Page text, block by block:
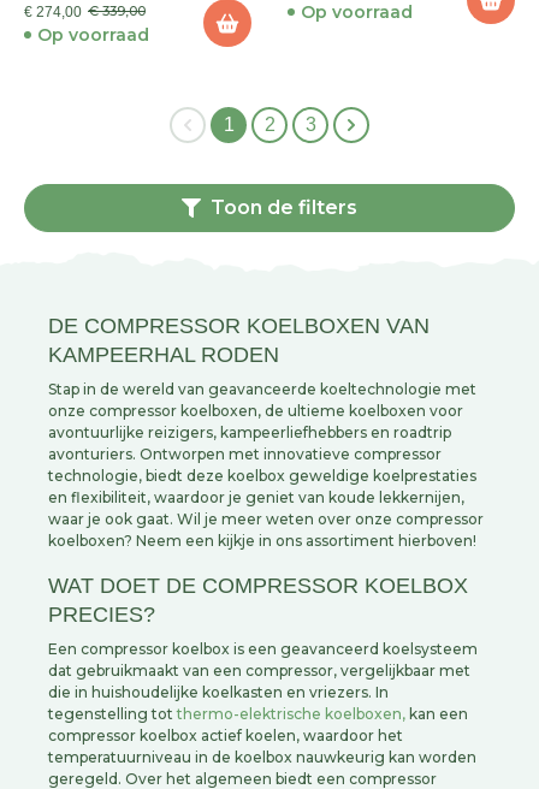
€ 274,00 € 339,00
Op voorraad
Op voorraad
1 2 3
Toon de filters
DE COMPRESSOR KOELBOXEN VAN
KAMPEERHAL RODEN
Stap in de wereld van geavanceerde koeltechnologie met
onze compressor koelboxen, de ultieme koelboxen voor
avontuurlijke reizigers, kampeerliefhebbers en roadtrip
avonturiers. Ontworpen met innovatieve compressor
technologie, biedt deze koelbox geweldige koelprestaties
en flexibiliteit, waardoor je geniet van koude lekkernijen,
waar je ook gaat. Wil je meer weten over onze compressor
koelboxen? Neem een kijkje in ons assortiment hierboven!
WAT DOET DE COMPRESSOR KOELBOX
PRECIES?
Een compressor koelbox is een geavanceerd koelsysteem
dat gebruikmaakt van een compressor, vergelijkbaar met
die in huishoudelijke koelkasten en vriezers. In
tegenstelling totthermo-elektrische koelboxen, kan een
compressor koelbox actief koelen, waardoor het
temperatuurniveau in de koelbox nauwkeurig kan worden
geregeld. Over het algemeen biedt een compressor